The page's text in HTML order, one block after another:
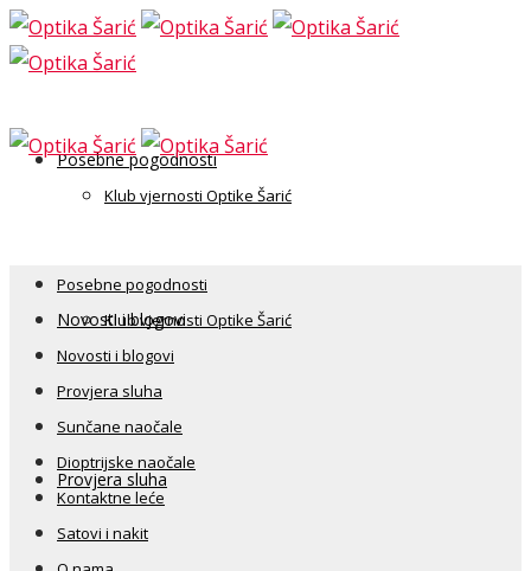
Posebne pogodnosti
Klub vjernosti Optike Šarić
Novosti i blogovi
Provjera sluha
Posebne pogodnosti
Klub vjernosti Optike Šarić
Novosti i blogovi
Provjera sluha
Sunčane naočale
Dioptrijske naočale
Kontaktne leće
Satovi i nakit